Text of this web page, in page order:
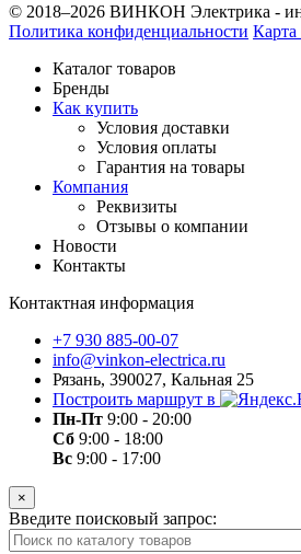
© 2018–2026 ВИНКОН Электрика -
Политика конфиденциальности Карта
Каталог товаров
Бренды
Как купить
Условия доставки
Условия оплаты
Гарантия на товары
Компания
Реквизиты
Отзывы о компании
Новости
Контакты
Контактная информация
+7 930 885-00-07
info@vinkon-electrica.ru
Рязань, 390027, Кальная 25
Построить маршрут в
Пн-Пт 9:00 - 20:00
Сб 9:00 - 18:00
Вс 9:00 - 17:00
×
Введите поисковый запрос: